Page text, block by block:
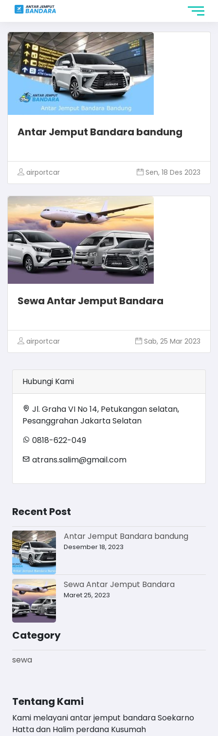
Antar Jemput Bandara bandung
airportcar Sen, 18 Des 2023
Sewa Antar Jemput Bandara
airportcar Sab, 25 Mar 2023
Hubungi Kami
Jl. Graha VI No 14, Petukangan selatan,
Pesanggrahan Jakarta Selatan
0818-622-049
atrans.salim@gmail.com
Recent Post
Antar Jemput Bandara bandung
Desember 18, 2023
Sewa Antar Jemput Bandara
Maret 25, 2023
Category
sewa
Tentang Kami
Kami melayani antar jemput bandara Soekarno
Hatta dan Halim perdana Kusumah